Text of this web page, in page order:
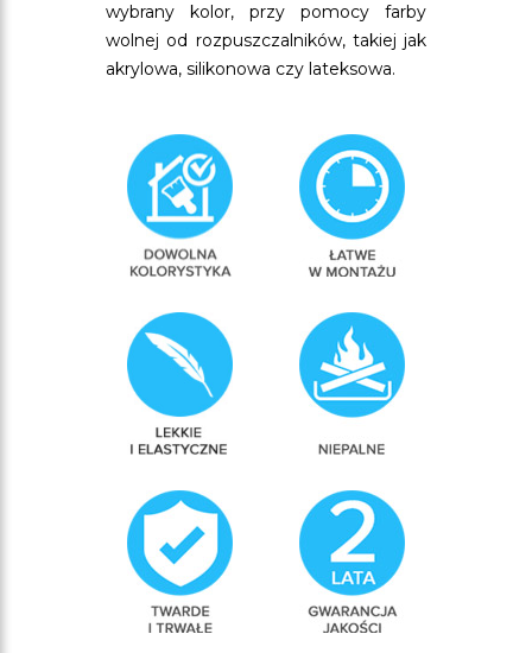
wybrany kolor, przy pomocy farby
wolnej od rozpuszczalników, takiej jak
akrylowa, silikonowa czy lateksowa.